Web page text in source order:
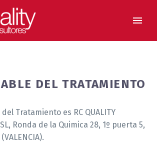
DEL TRATAMIENTO
Tratamiento es RC QUALITY
SL, Ronda de la Quimica 28, 1º puerta 5,